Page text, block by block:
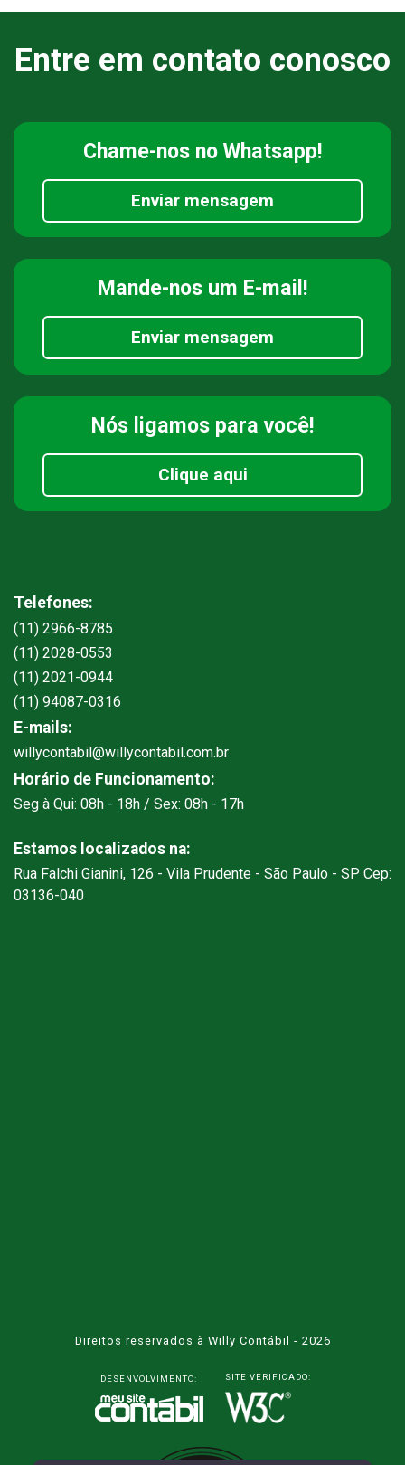
Entre em contato conosco
Chame-nos no Whatsapp!
Enviar mensagem
Mande-nos um E-mail!
Enviar mensagem
Nós ligamos para você!
Clique aqui
Telefones:
(11) 2966-8785
(11) 2028-0553
(11) 2021-0944
(11) 94087-0316
E-mails:
willycontabil@willycontabil.com.br
Horário de Funcionamento:
Seg à Qui: 08h - 18h / Sex: 08h - 17h
Estamos localizados na:
Rua Falchi Gianini, 126 - Vila Prudente - São Paulo - SP Cep:
03136-040
Direitos reservados à Willy Contábil - 2026
DESENVOLVIMENTO: SITE VERIFICADO: